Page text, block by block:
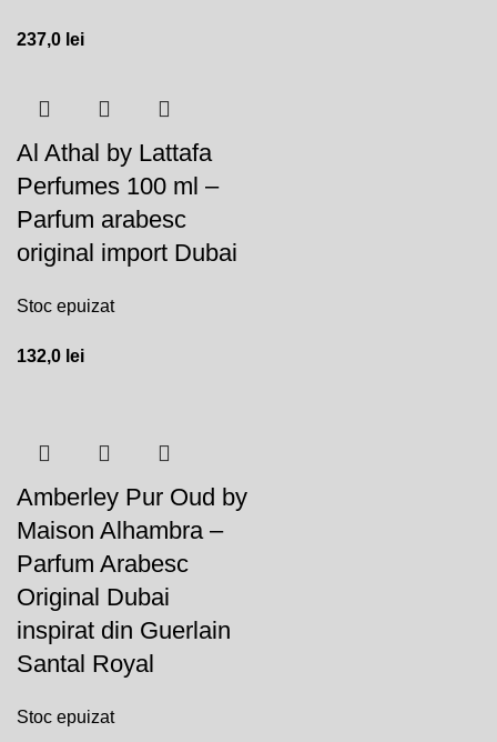
237,0 lei
Al Athal by Lattafa
Perfumes 100 ml –
Parfum arabesc
original import Dubai
Stoc epuizat
132,0 lei
Amberley Pur Oud by
Maison Alhambra –
Parfum Arabesc
Original Dubai
inspirat din Guerlain
Santal Royal
Stoc epuizat